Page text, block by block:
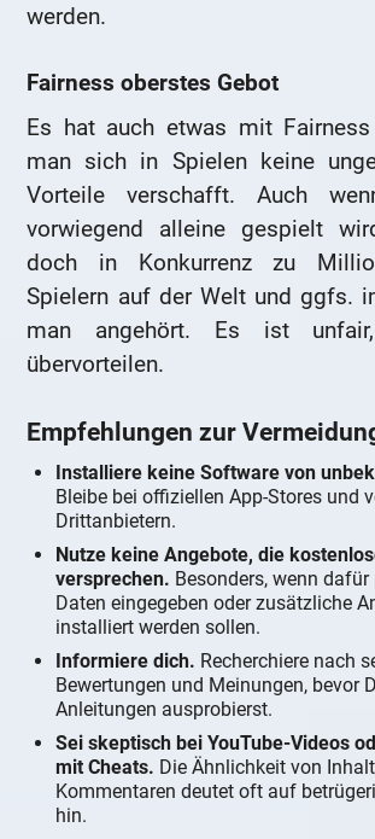
werden.
Fairness oberstes Gebot
Es hat auch etwas mit
man sich in Spielen keine
Vorteile verschafft. Auch
vorwiegend alleine gespielt
doch in Konkurrenz zu
Spielern auf der Welt und ggfs.
man angehört. Es ist
übervorteilen.
Empfehlungen zur
Installiere keine Software von
Bleibe bei offiziellen App-Stores und
Drittanbietern.
Nutze keine Angebote, die
versprechen. Besonders, wenn
Daten eingegeben oder zusätzliche
installiert werden sollen.
Informiere dich. Recherchiere nach
Bewertungen und Meinungen, bevor
Anleitungen ausprobierst.
Sei skeptisch bei YouTube-Videos
mit Cheats. Die Ähnlichkeit von
Kommentaren deutet oft auf
hin.